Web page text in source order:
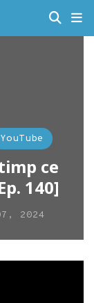
YouTube
ce
140]
2024